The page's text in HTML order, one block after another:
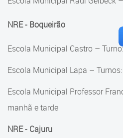
NRE - Boqueirão
Escola Municipal Castro –
Escola Municipal Lapa –
Escola Municipal Professor
manhã e tarde
NRE - Cajuru